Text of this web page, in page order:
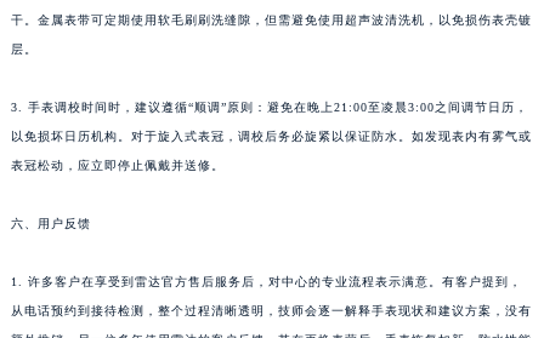
干。金属表带可定期使用软毛刷刷洗缝隙，但需避免使用超声波清洗机，以免损伤表壳镀
层。
3. 手表调校时间时，建议遵循“顺调”原则：避免在晚上21:00至凌晨3:00之间调节日历，
以免损坏日历机构。对于旋入式表冠，调校后务必旋紧以保证防水。如发现表内有雾气或
表冠松动，应立即停止佩戴并送修。
六、用户反馈
1. 许多客户在享受到雷达官方售后服务后，对中心的专业流程表示满意。有客户提到，
从电话预约到接待检测，整个过程清晰透明，技师会逐一解释手表现状和建议方案，没有